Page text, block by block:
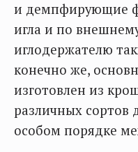
и демпфирующие
игла и по
иглодержателю
конечно же,
изготовлен из
различных сортов
особом порядке